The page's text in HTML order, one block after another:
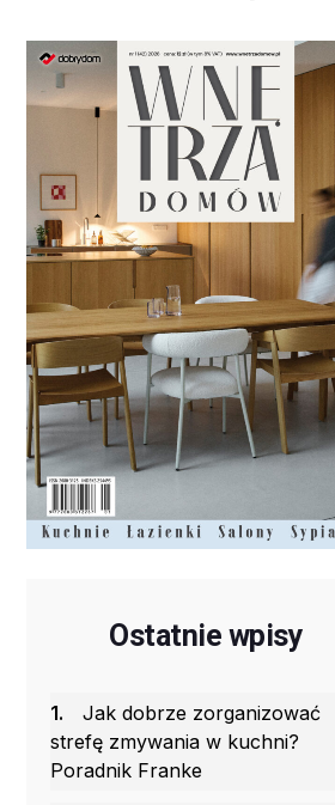
Ostatnie wpisy
1.
Jak dobrze zorganizować
strefę zmywania w kuchni?
Poradnik Franke